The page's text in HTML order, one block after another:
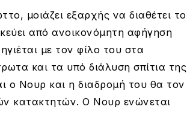
μοιάζει εξαρχής να διαθέτει το
από ανοικονόμητη αφήγηση
με τον φίλο του στα
και τα υπό διάλυση σπίτια της
ο Νουρ και η διαδρομή του θα τον
κατακτητών. Ο Νουρ ενώνεται